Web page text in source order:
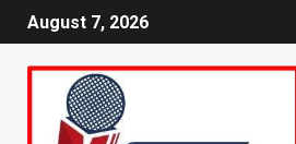
August 7, 2026